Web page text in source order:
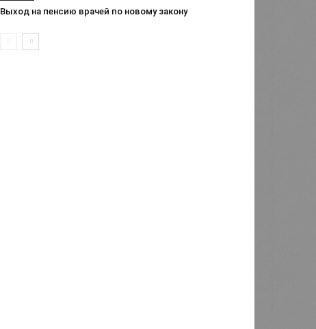
Выход на пенсию врачей по новому закону